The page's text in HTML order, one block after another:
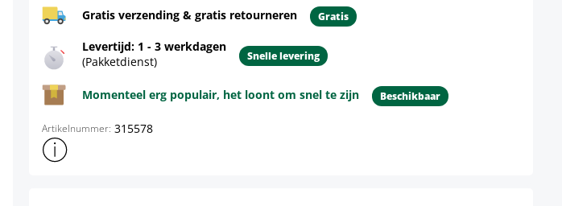
Gratis verzending & gratis retourneren Gratis
Levertijd: 1 - 3 werkdagen
(Pakketdienst)
Snelle levering
Momenteel erg populair, het loont om snel te zijn Beschikbaar
Artikelnummer: 315578
Toon meer productinformatie